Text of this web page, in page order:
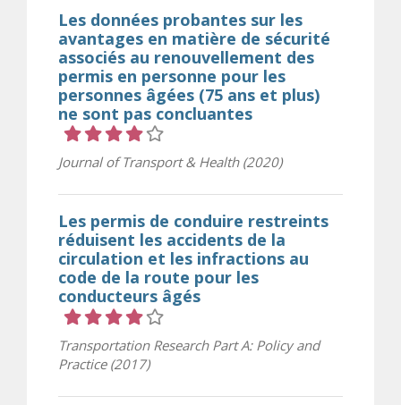
Les données probantes sur les
avantages en matière de sécurité
associés au renouvellement des
permis en personne pour les
personnes âgées (75 ans et plus)
ne sont pas concluantes
Journal of Transport & Health (2020)
Les permis de conduire restreints
réduisent les accidents de la
circulation et les infractions au
code de la route pour les
conducteurs âgés
Transportation Research Part A: Policy and
Practice (2017)